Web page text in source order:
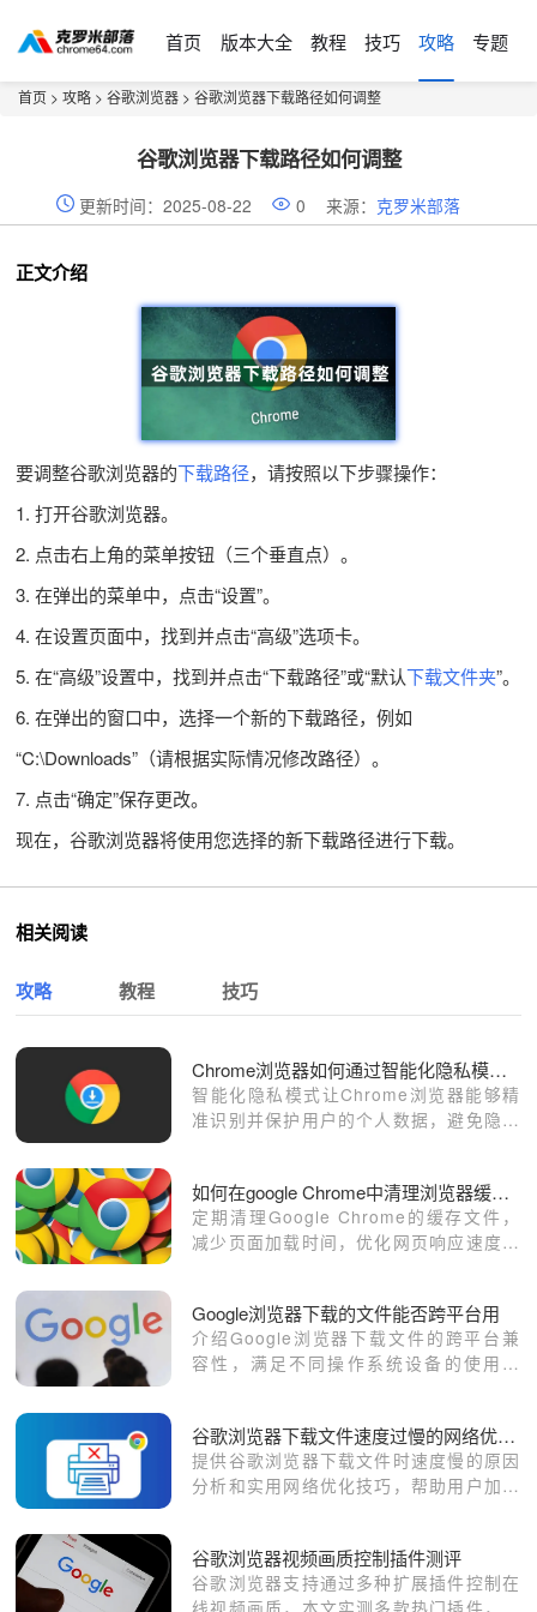
首页 版本大全 教程 技巧 攻略 专题
首页 > 攻略 > 谷歌浏览器 > 谷歌浏览器下载路径如何调整
谷歌浏览器下载路径如何调整
更新时间：2025-08-22 0 来源： 克罗米部落
正文介绍
要调整谷歌浏览器的下载路径，请按照以下步骤操作：
1. 打开谷歌浏览器。
2. 点击右上角的菜单按钮（三个垂直点）。
3. 在弹出的菜单中，点击“设置”。
4. 在设置页面中，找到并点击“高级”选项卡。
5. 在“高级”设置中，找到并点击“下载路径”或“默认下载文件夹”。
6. 在弹出的窗口中，选择一个新的下载路径，例如
“C:\Downloads”（请根据实际情况修改路径）。
7. 点击“确定”保存更改。
现在，谷歌浏览器将使用您选择的新下载路径进行下载。
相关阅读
攻略 教程 技巧
Chrome浏览器如何通过智能化隐私模式提供更精准的保护
智能化隐私模式让Chrome浏览器能够精
准识别并保护用户的个人数据，避免隐私
高程度的保护。
如何在google Chrome中清理浏览器缓存加速网页加载
定期清理Google Chrome的缓存文件，
减少页面加载时间，优化网页响应速度，
Google浏览器下载的文件能否跨平台用
介绍Google浏览器下载文件的跨平台兼
容性，满足不同操作系统设备的使用需
谷歌浏览器下载文件速度过慢的网络优化建议
提供谷歌浏览器下载文件时速度慢的原因
分析和实用网络优化技巧，帮助用户加速
谷歌浏览器视频画质控制插件测评
谷歌浏览器支持通过多种扩展插件控制在
线视频画质，本文实测多款热门插件，比